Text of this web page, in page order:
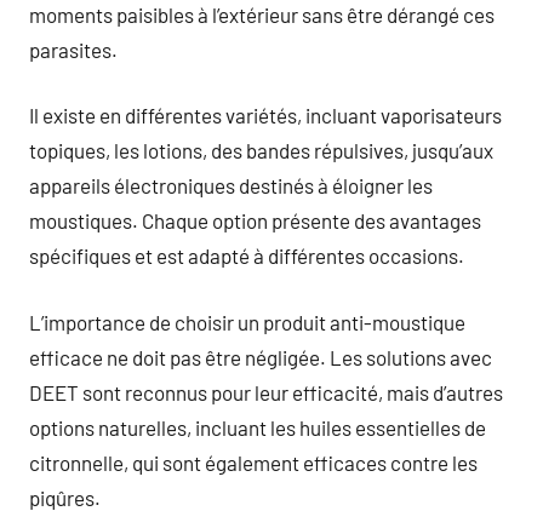
moments paisibles à l’extérieur sans être dérangé ces
parasites.
Il existe en différentes variétés, incluant vaporisateurs
topiques, les lotions, des bandes répulsives, jusqu’aux
appareils électroniques destinés à éloigner les
moustiques. Chaque option présente des avantages
spécifiques et est adapté à différentes occasions.
L’importance de choisir un produit anti-moustique
efficace ne doit pas être négligée. Les solutions avec
DEET sont reconnus pour leur efficacité, mais d’autres
options naturelles, incluant les huiles essentielles de
citronnelle, qui sont également efficaces contre les
piqûres.